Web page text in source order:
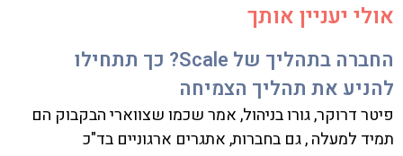
אולי יעניין אותך
החברה בתהליך של Scale? כך תתחילו
להניע את תהליך הצמיחה
פיטר דרוקר, גורו בניהול, אמר שכמו שצווארי הבקבוק הם
תמיד למעלה , גם בחברות, אתגרים ארגוניים בד"כ